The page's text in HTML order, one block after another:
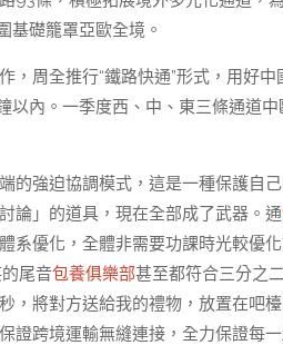
基礎籠罩亞歐全境。
，周全推行“鐵路快通”形式，用好中
以內。一季度西、中、東三條通道中
的強迫協調模式，這是一種保護自
論」的道具，現在全部成了武器。通
系優化，全體非需要功課時光較優
尾音包養俱樂部甚至都符合三分之
，將對方送給我的禮物，放置在吧
保證跨境運輸無縫連接，全力保證每